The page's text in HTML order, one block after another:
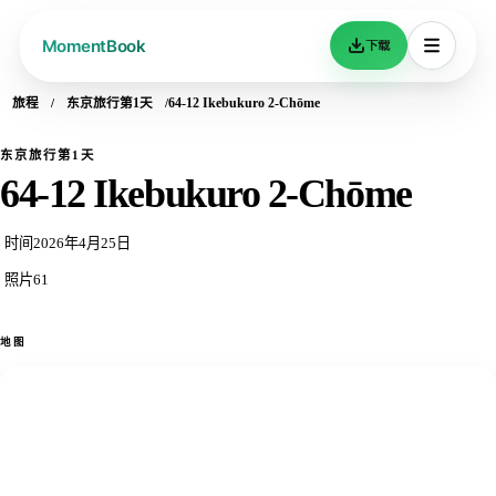
下载
旅程 东京旅行第1天 64-12 Ikebukuro 2-Chōme
东京旅行第1天
64-12 Ikebukuro 2-Chōme
时间 2026年4月25日
照片61
地图